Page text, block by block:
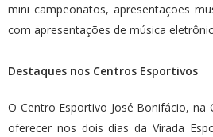
mini campeonatos, apresentações
com apresentações de música
Destaques nos Centros Esportivos
O Centro Esportivo José Bonifácio, na
oferecer nos dois dias da Virada